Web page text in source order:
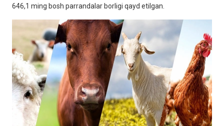
646,1 ming bosh parrandalar borligi qayd etilgan.